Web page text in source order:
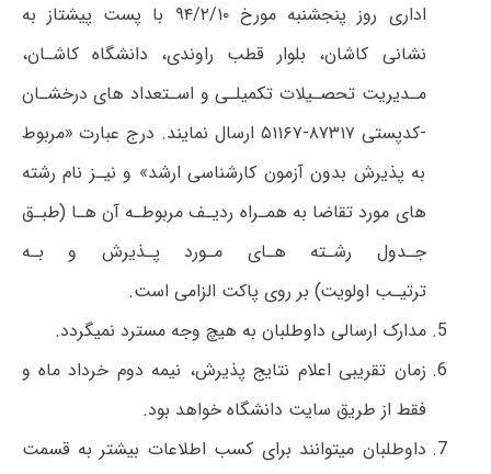
اداری روز پنجشنبه مورخ ۹۴/۲/۱۰ با پست پیشتاز به
نشانی کاشان، بلوار قطب راوندی، دانشگاه کاشـان،
مـدیریت تحصـیلات تکمیلـی و اسـتعداد های درخشـان
-کدپستی ۸۷۳۱۷-۵۱۱۶۷ ارسال نمایند. درج عبارت «مربوط
به پذیرش بدون آزمون کارشناسی ارشد» و نیـز نام رشته
های مورد تقاضا به همـراه ردیـف مربوطـه آن هـا (طبـق
جـدول رشـته هـای مـورد پـذیرش و بـه
ترتیـب اولویت) بر روی پاکت الزامی است.
مدارک ارسالی داوطلبان به هیچ وجه مسترد نمیگردد.
زمان تقریبی اعلام نتایج پذیرش، نیمه دوم خرداد ماه و
فقط از طریق سایت دانشگاه خواهد بود.
داوطلبان میتوانند برای کسب اطلاعات بیشتر به قسمت